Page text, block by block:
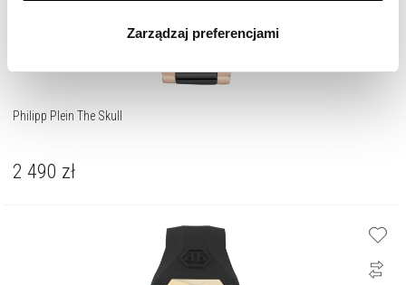
korzystamy. Możesz również wybrać jaki rodzaj plików
Zarządzaj preferencjami. W każdej chwili możesz
Zarządzaj preferencjami
Philipp Plein The Skull
2 490 zł